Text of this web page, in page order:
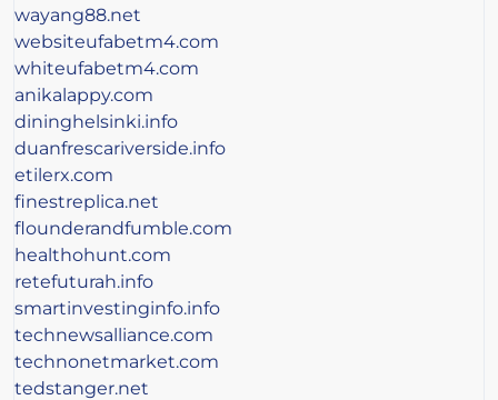
wayang88.net
websiteufabetm4.com
whiteufabetm4.com
anikalappy.com
dininghelsinki.info
duanfrescariverside.info
etilerx.com
finestreplica.net
flounderandfumble.com
healthohunt.com
retefuturah.info
smartinvestinginfo.info
technewsalliance.com
technonetmarket.com
tedstanger.net